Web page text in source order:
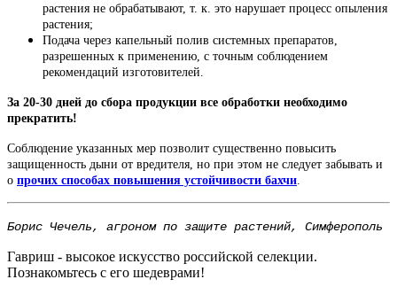
растения не обрабатывают, т. к. это нарушает процесс опыления
растения;
Подача через капельный полив системных препаратов,
разрешенных к применению, с точным соблюдением
рекомендаций изготовителей.
За 20-30 дней до сбора продукции все обработки необходимо
прекратить!
Соблюдение указанных мер позволит существенно повысить
защищенность дыни от вредителя, но при этом не следует забывать и
о прочих способах повышения устойчивости бахчи
Борис Чечель, агроном по защите растений, Симферополь
Гавриш - высокое искусство российской селекции.
Познакомьтесь с его шедеврами!